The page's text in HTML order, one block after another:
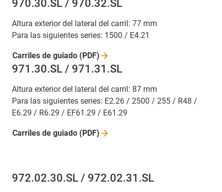
970.30.SL / 970.32.SL
Altura exterior del lateral del carril: 77 mm
Para las siguientes series: 1500 / E4.21
Carriles de guiado (PDF)
971.30.SL / 971.31.SL
Altura exterior del lateral del carril: 87 mm
Para las siguientes series: E2.26 / 2500 / 255 / R48 /
E6.29 / R6.29 / EF61.29 / E61.29
Carriles de guiado (PDF)
972.02.30.SL / 972.02.31.SL